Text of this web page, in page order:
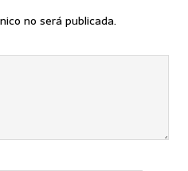
no será publicada.